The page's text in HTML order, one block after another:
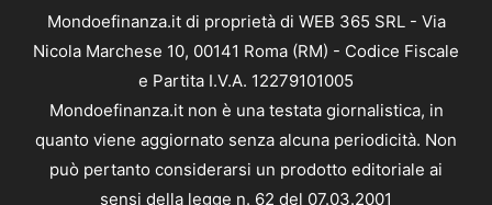
Mondoefinanza.it di proprietà di WEB 365 SRL - Via
Nicola Marchese 10, 00141 Roma (RM) - Codice Fiscale
e Partita I.V.A. 12279101005
Mondoefinanza.it non è una testata giornalistica, in
quanto viene aggiornato senza alcuna periodicità. Non
può pertanto considerarsi un prodotto editoriale ai
sensi della legge n. 62 del 07.03.2001